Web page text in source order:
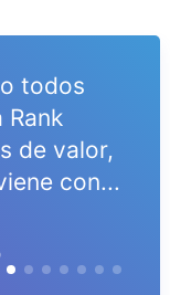
todos
Rank
de valor,
con...